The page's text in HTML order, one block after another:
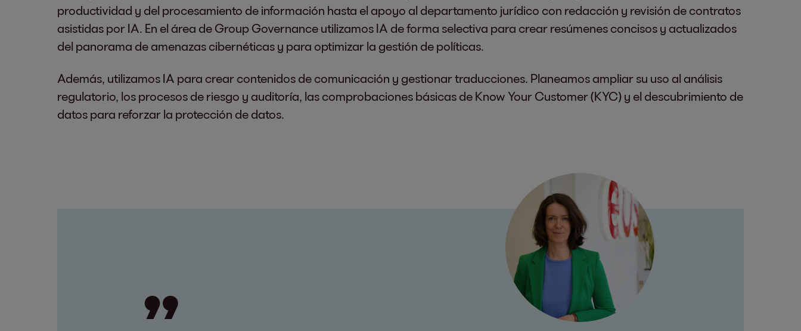
productividad y del procesamiento de información hasta el apoyo al departamento jurídico con redacción y revisión de contratos
asistidas por IA. En el área de Group Governance utilizamos IA de forma selectiva para crear resúmenes concisos y actualizados
del panorama de amenazas cibernéticas y para optimizar la gestión de políticas.
Además, utilizamos IA para crear contenidos de comunicación y gestionar traducciones. Planeamos ampliar su uso al análisis
regulatorio, los procesos de riesgo y auditoría, las comprobaciones básicas de Know Your Customer (KYC) y el descubrimiento de
datos para reforzar la protección de datos.